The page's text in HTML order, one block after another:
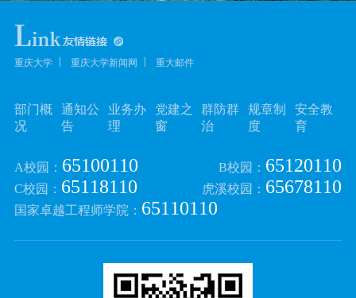
重庆大学 重庆大学新闻网 重大邮件
部门概
况
通知公
告
业务办
理
党建之
窗
群防群
治
规章制
度
安全教
育
A校园： 65100110 B校园： 65120110
C校园： 65118110 虎溪校园： 65678110
国家卓越工程师学院： 65110110